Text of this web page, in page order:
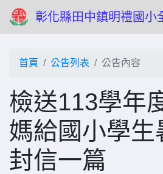
彰化縣田中鎮明禮國小
首頁 公告列表 公告內容
檢送113學年
媽給國小學生
封信一篇